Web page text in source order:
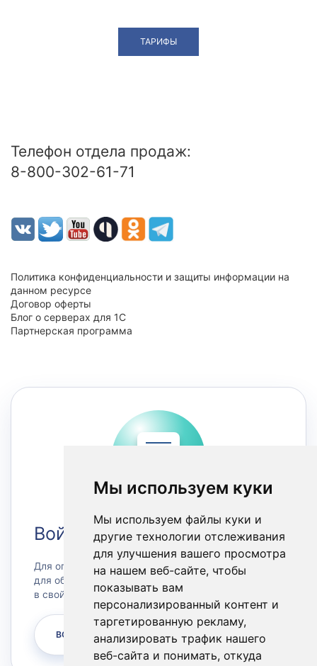
Мы используем куки
Мы используем файлы куки и
другие технологии отслеживания
для улучшения вашего просмотра
на нашем веб-сайте, чтобы
показывать вам
персонализированный контент и
таргетированную рекламу,
анализировать трафик нашего
веб-сайта и понимать, откуда
ТАРИФЫ
Телефон отдела продаж:
8-800-302-61-71
Политика конфиденциальности и защиты информации на
данном ресурсе
Договор оферты
Блог о серверах для 1С
Партнерская программа
Войти в Личный кабинет
Для оплаты счетов или заказа сервера, а также
для обращения в техническую поддержку зайдите
в свой личный кабинет.
ВОЙТИ